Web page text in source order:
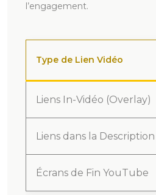
l’engagement.
Type de Lien Vidéo
Liens In-Vidéo (Overlay)
Liens dans la Description
Écrans de Fin YouTube